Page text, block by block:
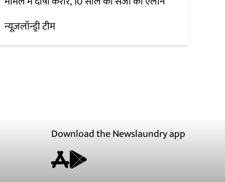
न्यूज़लॉन्ड्री टीम
Download the Newslaundry app